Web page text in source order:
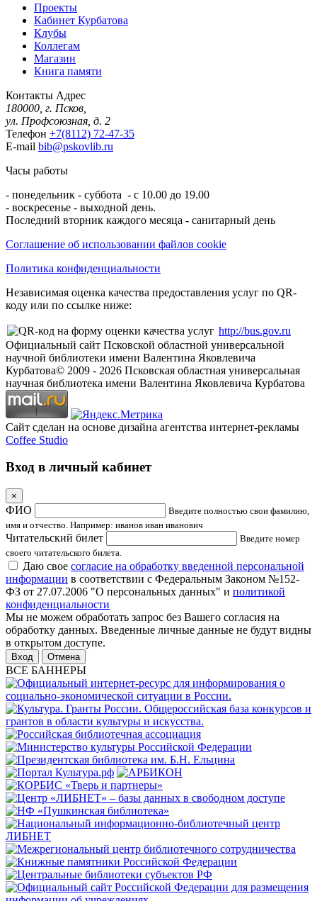
Проекты
Кабинет Курбатова
Клубы
Коллегам
Магазин
Книга памяти
Контакты Адрес
180000, г. Псков,
ул. Профсоюзная, д. 2
Телефон +7(8112) 72-47-35
E-mail bib@pskovlib.ru
Часы работы
- понедельник - суббота - с 10.00 до 19.00
- воскресенье - выходной день.
Последний вторник каждого месяца - санитарный день
Соглашение об использовании файлов cookie
Политика конфиденциальности
Независимая оценка качества предоставления услуг по QR-
коду или по ссылке ниже:
http://bus.gov.ru
Официальный сайт Псковской областной универсальной
научной библиотеки имени Валентина Яковлевича
Курбатова© 2009 - 2026 Псковская областная универсальная
научная библиотека имени Валентина Яковлевича Курбатова
Сайт сделан на основе дизайна агентства интернет-рекламы
Coffee Studio
Вход в личный кабинет
×
ФИО
Введите полностью свои фамилию,
имя и отчество. Например: иванов иван иванович
Читательский билет
Введите номер
своего читательского билета.
Даю свое согласие на обработку введенной персональной
информации в соответствии с Федеральным Законом №152-
ФЗ от 27.07.2006 "О персональных данных" и политикой
конфиденциальности
Мы не можем обработать запрос без Вашего согласия на
обработку данных. Введенные личные данные не будут видны
в открытом доступе.
Отмена
ВСЕ БАННЕРЫ